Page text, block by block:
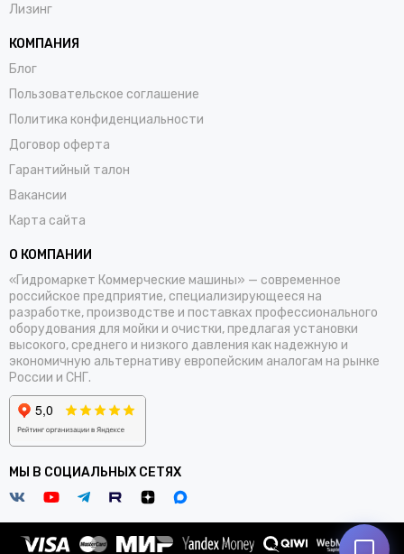
Лизинг
КОМПАНИЯ
Блог
Пользовательское соглашение
Политика конфиденциальности
Договор оферта
Гарантийный талон
Вакансии
Карта сайта
О КОМПАНИИ
«Гидромаркет Коммерческие машины» — современное
российское предприятие, специализирующееся на
разработке, производстве и поставках профессионального
оборудования для мойки и очистки, предлагая установки
высокого, среднего и низкого давления как надежную и
экономичную альтернативу европейским аналогам на рынке
России и СНГ.
МЫ В СОЦИАЛЬНЫХ СЕТЯХ